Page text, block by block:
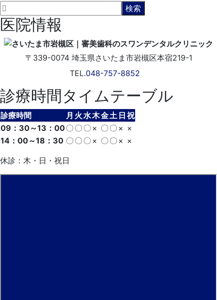
医院情報
〒339-0074 埼玉県さいたま市岩槻区本宿219-1
TEL.048-757-8852
診療時間タイムテーブル
診療時間 月 火 水木金土 日 祝
09：30～13：00〇 〇 〇 × 〇 〇 × ×
14：00～18：30 〇 〇 〇 × 〇 〇 × ×
休診：木・日・祝日